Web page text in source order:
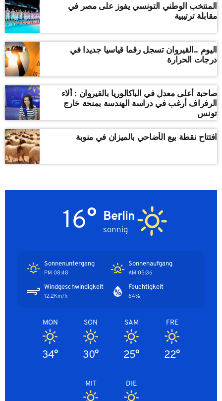
المنتخب الوطني التونسي يفوز على مصر في
مقابلة ترتيبية
اليوم ..القيروان تسجل رقما قياسيا جديدا في
درجات الحرارة
صاحبة أعلى معدل في الباكالوريا بالقيروان : ألاء
الرفراف أرغب في دراسة الهندسة بمنحة خارج
تونس
افتتاح نقطة بيع الأضاحي بالميزان في منوبة
Berlin
sonnig
16°
Sonnenaufgang
05:36 AM
Sonnenuntergang
08:48 PM
Feuchtigkeit
64%
Windgeschwindigkeit
12.2Km/h
FRE
22°
SAM
25°
SON
30°
MON
34°
DIE
MIT